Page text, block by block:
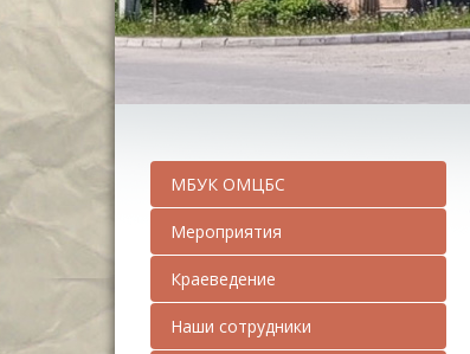
МБУК ОМЦБС
Мероприятия
Краеведение
Наши сотрудники